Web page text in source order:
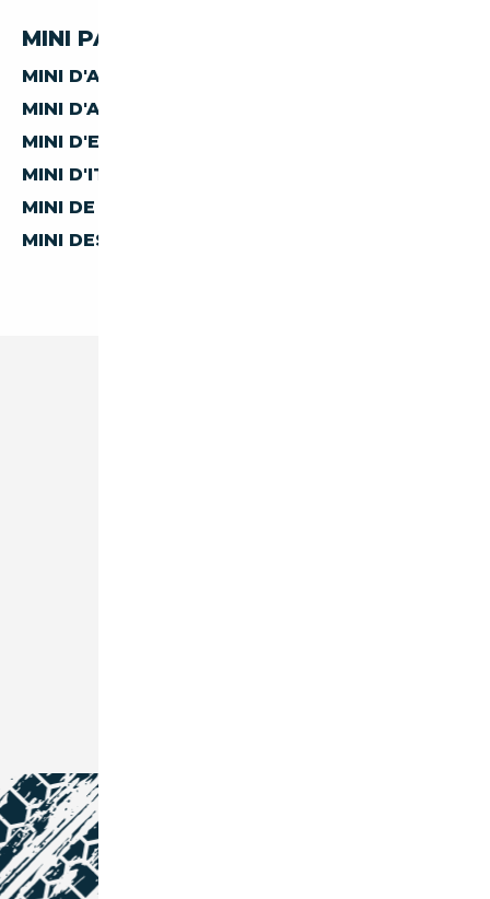
MINI PAR PAYS
MINI D'ALLEMAGNE
MINI D'AUTRICHE
MINI D'ESPAGNE
MINI D'ITALIE
MINI DE BELGIQUE
MINI DES PAYS-BAS